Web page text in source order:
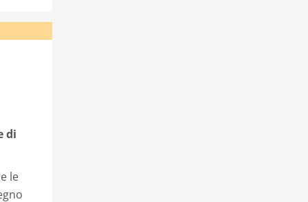
di
le